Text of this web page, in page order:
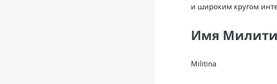
и широким кругом
Имя
Militina